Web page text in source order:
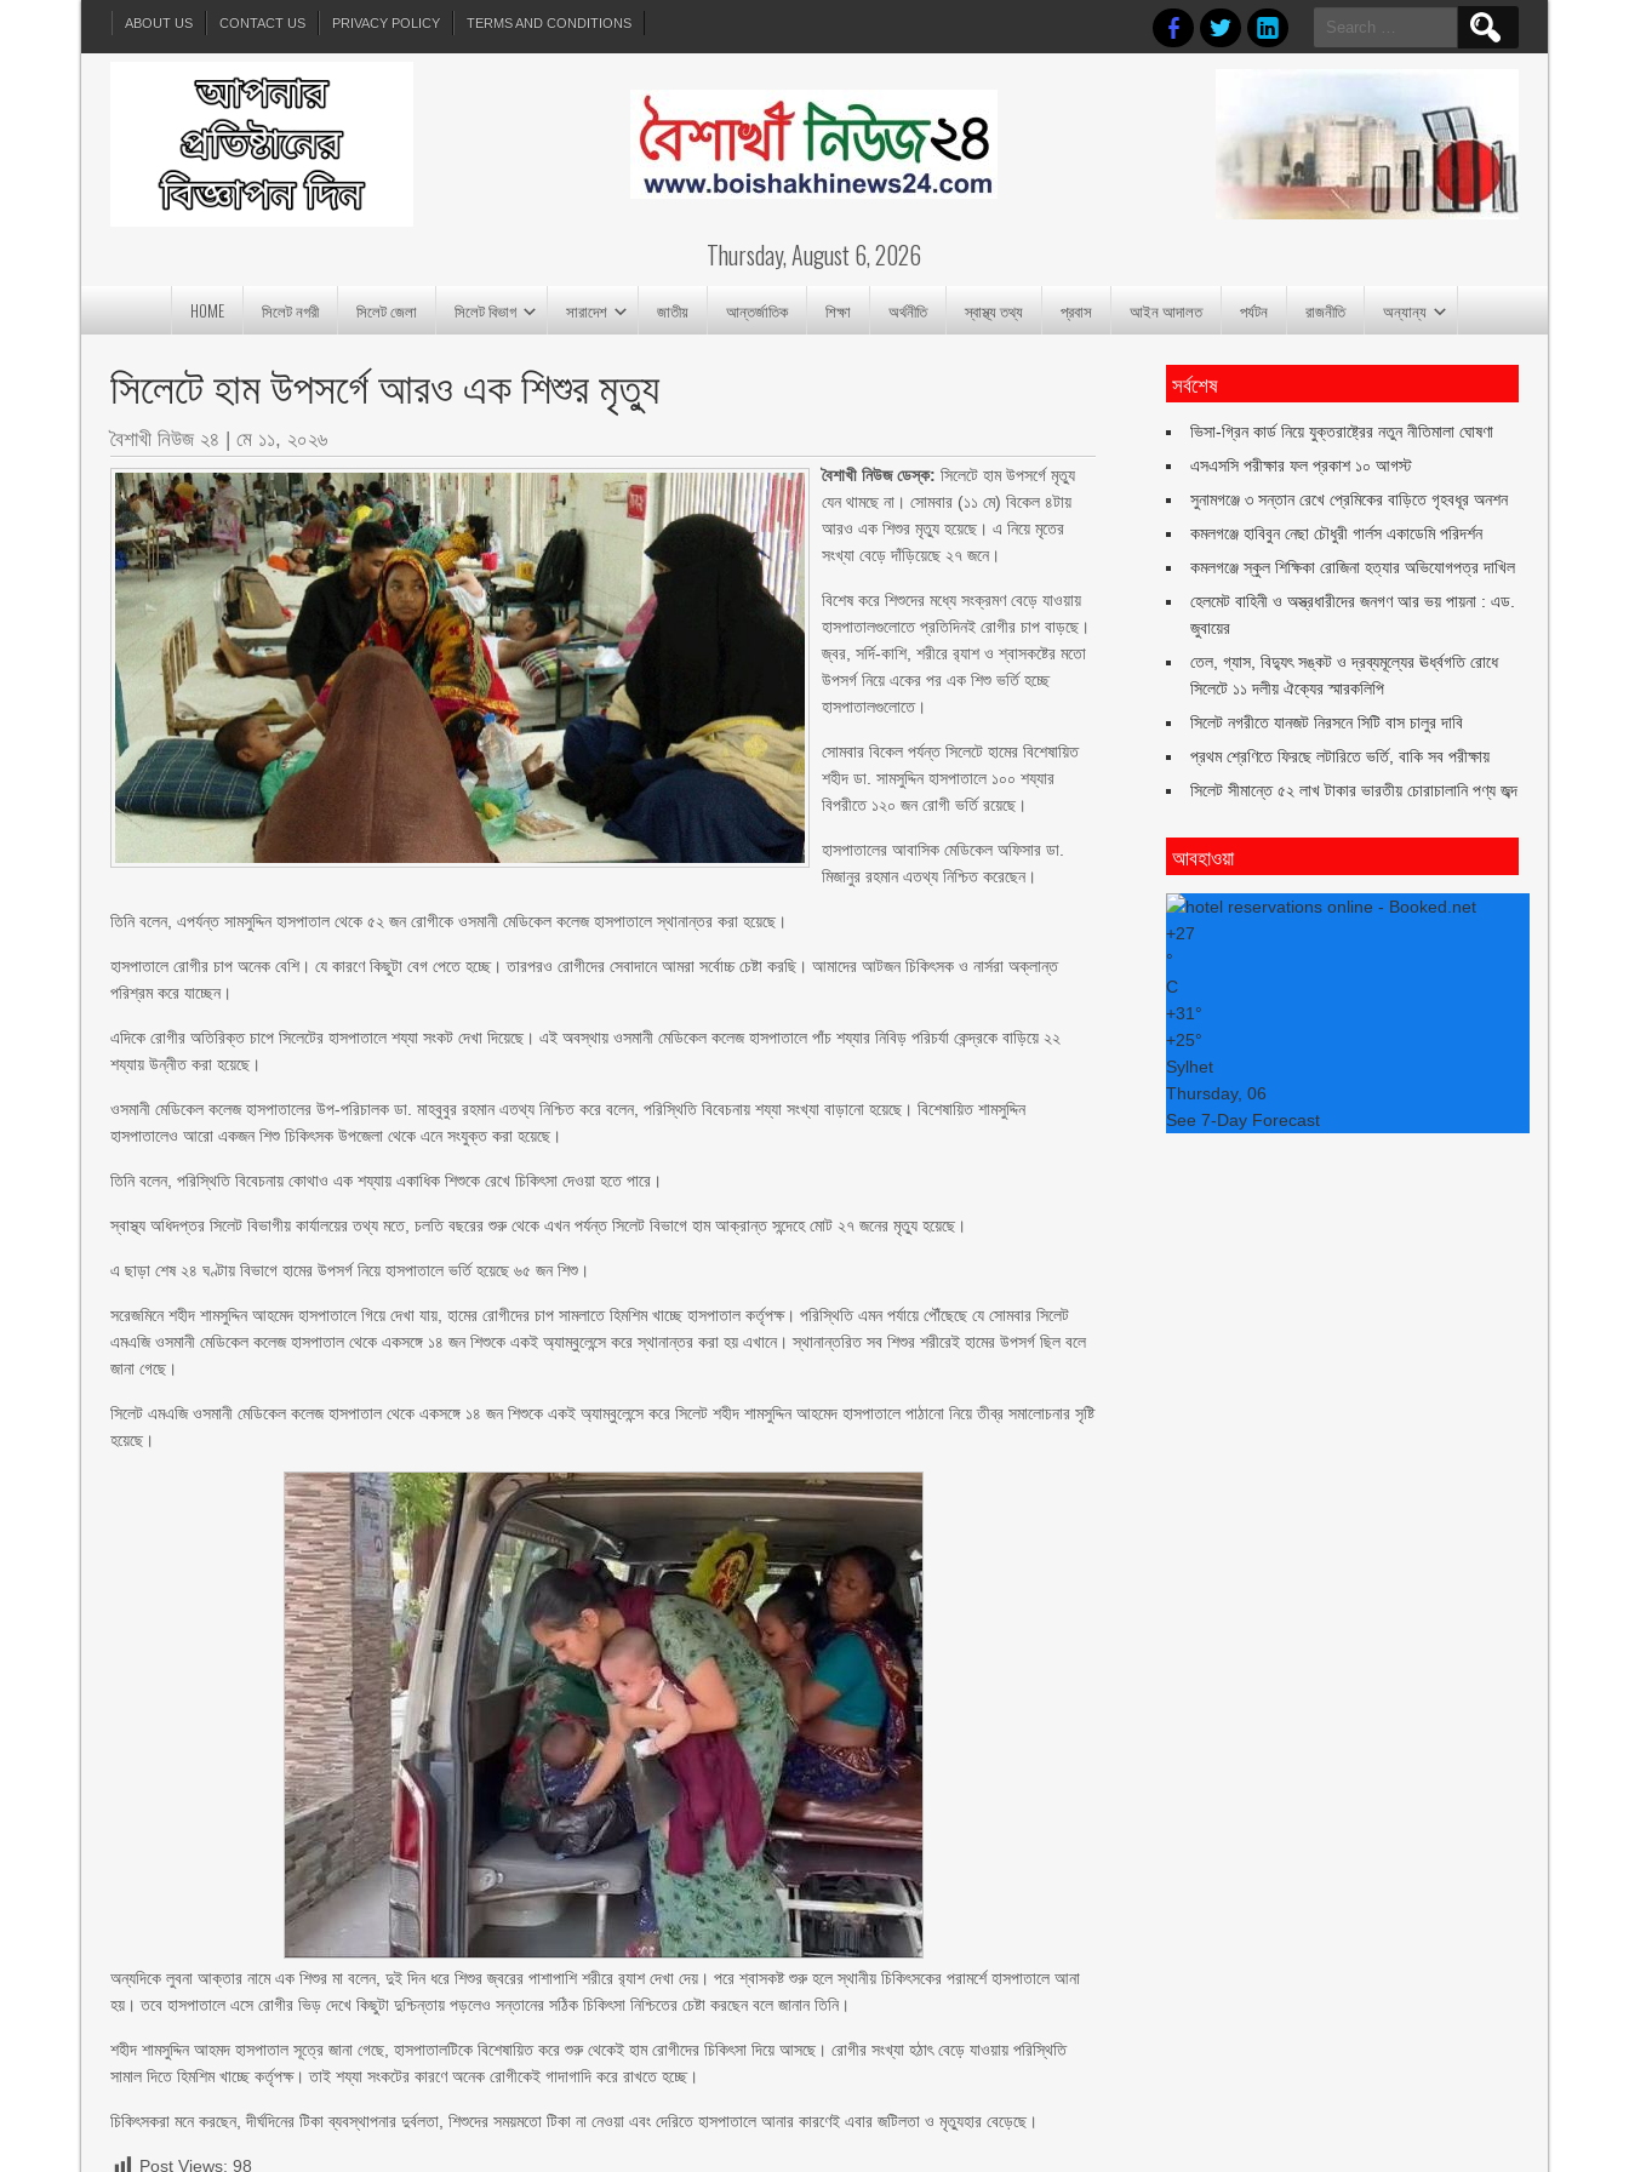
ABOUT US CONTACT US PRIVACY POLICY TERMS AND CONDITIONS
Search
for:
Thursday, August 6, 2026
HOME সিলেট নগরী সিলেট জেলা সিলেট বিভাগ সারাদেশ জাতীয় আন্তর্জাতিক শিক্ষা অর্থনীতি স্বাস্থ্য তথ্য প্রবাস আইন আদালত পর্যটন রাজনীতি অন্যান্য
সিলেটে হাম উপসর্গে আরও এক শিশুর মৃত্যু
বৈশাখী নিউজ ২৪ |মে ১১, ২০২৬
বৈশাখী নিউজ ডেস্ক:সিলেটে হাম উপসর্গে মৃত্যু
যেন থামছে না। সোমবার (১১ মে) বিকেল ৪টায়
আরও এক শিশুর মৃত্যু হয়েছে। এ নিয়ে মৃতের
সংখ্যা বেড়ে দাঁড়িয়েছে ২৭ জনে।
বিশেষ করে শিশুদের মধ্যে সংক্রমণ বেড়ে যাওয়ায়
হাসপাতালগুলোতে প্রতিদিনই রোগীর চাপ বাড়ছে।
জ্বর, সর্দি-কাশি, শরীরে র‍্যাশ ও শ্বাসকষ্টের মতো
উপসর্গ নিয়ে একের পর এক শিশু ভর্তি হচ্ছে
হাসপাতালগুলোতে।
সোমবার বিকেল পর্যন্ত সিলেটে হামের বিশেষায়িত
শহীদ ডা. সামসুদ্দিন হাসপাতালে ১০০ শয্যার
বিপরীতে ১২০ জন রোগী ভর্তি রয়েছে।
হাসপাতালের আবাসিক মেডিকেল অফিসার ডা.
মিজানুর রহমান এতথ্য নিশ্চিত করেছেন।
তিনি বলেন, এপর্যন্ত সামসুদ্দিন হাসপাতাল থেকে ৫২ জন রোগীকে ওসমানী মেডিকেল কলেজ হাসপাতালে স্থানান্তর করা হয়েছে।
হাসপাতালে রোগীর চাপ অনেক বেশি। যে কারণে কিছুটা বেগ পেতে হচ্ছে। তারপরও রোগীদের সেবাদানে আমরা সর্বোচ্চ চেষ্টা করছি। আমাদের আটজন চিকিৎসক ও নার্সরা অক্লান্ত
পরিশ্রম করে যাচ্ছেন।
এদিকে রোগীর অতিরিক্ত চাপে সিলেটের হাসপাতালে শয্যা সংকট দেখা দিয়েছে। এই অবস্থায় ওসমানী মেডিকেল কলেজ হাসপাতালে পাঁচ শয্যার নিবিড় পরিচর্যা কেন্দ্রকে বাড়িয়ে ২২
শয্যায় উন্নীত করা হয়েছে।
ওসমানী মেডিকেল কলেজ হাসপাতালের উপ-পরিচালক ডা. মাহবুবুর রহমান এতথ্য নিশ্চিত করে বলেন, পরিস্থিতি বিবেচনায় শয্যা সংখ্যা বাড়ানো হয়েছে। বিশেষায়িত শামসুদ্দিন
হাসপাতালেও আরো একজন শিশু চিকিৎসক উপজেলা থেকে এনে সংযুক্ত করা হয়েছে।
তিনি বলেন, পরিস্থিতি বিবেচনায় কোথাও এক শয্যায় একাধিক শিশুকে রেখে চিকিৎসা দেওয়া হতে পারে।
স্বাস্থ্য অধিদপ্তর সিলেট বিভাগীয় কার্যালয়ের তথ্য মতে, চলতি বছরের শুরু থেকে এখন পর্যন্ত সিলেট বিভাগে হাম আক্রান্ত সন্দেহে মোট ২৭ জনের মৃত্যু হয়েছে।
এ ছাড়া শেষ ২৪ ঘণ্টায় বিভাগে হামের উপসর্গ নিয়ে হাসপাতালে ভর্তি হয়েছে ৬৫ জন শিশু।
সরেজমিনে শহীদ শামসুদ্দিন আহমেদ হাসপাতালে গিয়ে দেখা যায়, হামের রোগীদের চাপ সামলাতে হিমশিম খাচ্ছে হাসপাতাল কর্তৃপক্ষ। পরিস্থিতি এমন পর্যায়ে পৌঁছেছে যে সোমবার সিলেট
এমএজি ওসমানী মেডিকেল কলেজ হাসপাতাল থেকে একসঙ্গে ১৪ জন শিশুকে একই অ্যাম্বুলেন্সে করে স্থানান্তর করা হয় এখানে। স্থানান্তরিত সব শিশুর শরীরেই হামের উপসর্গ ছিল বলে
জানা গেছে।
সিলেট এমএজি ওসমানী মেডিকেল কলেজ হাসপাতাল থেকে একসঙ্গে ১৪ জন শিশুকে একই অ্যাম্বুলেন্সে করে সিলেট শহীদ শামসুদ্দিন আহমেদ হাসপাতালে পাঠানো নিয়ে তীব্র সমালোচনার সৃষ্টি
হয়েছে।
অন্যদিকে লুবনা আক্তার নামে এক শিশুর মা বলেন, দুই দিন ধরে শিশুর জ্বরের পাশাপাশি শরীরে র‍্যাশ দেখা দেয়। পরে শ্বাসকষ্ট শুরু হলে স্থানীয় চিকিৎসকের পরামর্শে হাসপাতালে আনা
হয়। তবে হাসপাতালে এসে রোগীর ভিড় দেখে কিছুটা দুশ্চিন্তায় পড়লেও সন্তানের সঠিক চিকিৎসা নিশ্চিতের চেষ্টা করছেন বলে জানান তিনি।
শহীদ শামসুদ্দিন আহমদ হাসপাতাল সূত্রে জানা গেছে, হাসপাতালটিকে বিশেষায়িত করে শুরু থেকেই হাম রোগীদের চিকিৎসা দিয়ে আসছে। রোগীর সংখ্যা হঠাৎ বেড়ে যাওয়ায় পরিস্থিতি
সামাল দিতে হিমশিম খাচ্ছে কর্তৃপক্ষ। তাই শয্যা সংকটের কারণে অনেক রোগীকেই গাদাগাদি করে রাখতে হচ্ছে।
চিকিৎসকরা মনে করছেন, দীর্ঘদিনের টিকা ব্যবস্থাপনার দুর্বলতা, শিশুদের সময়মতো টিকা না নেওয়া এবং দেরিতে হাসপাতালে আনার কারণেই এবার জটিলতা ও মৃত্যুহার বেড়েছে।
Post Views: 98
সর্বশেষ
ভিসা-গ্রিন কার্ড নিয়ে যুক্তরাষ্ট্রের নতুন নীতিমালা ঘোষণা
এসএসসি পরীক্ষার ফল প্রকাশ ১০ আগস্ট
সুনামগঞ্জে ৩ সন্তান রেখে প্রেমিকের বাড়িতে গৃহবধূর অনশন
কমলগঞ্জে হাবিবুন নেছা চৌধুরী গার্লস একাডেমি পরিদর্শন
কমলগঞ্জে স্কুল শিক্ষিকা রোজিনা হত্যার অভিযোগপত্র দাখিল
হেলমেট বাহিনী ও অস্ত্রধারীদের জনগণ আর ভয় পায়না : এড.
জুবায়ের
তেল, গ্যাস, বিদ্যুৎ সঙ্কট ও দ্রব্যমূল্যের ঊর্ধ্বগতি রোধে
সিলেটে ১১ দলীয় ঐক্যের স্মারকলিপি
সিলেট নগরীতে যানজট নিরসনে সিটি বাস চালুর দাবি
প্রথম শ্রেণিতে ফিরছে লটারিতে ভর্তি, বাকি সব পরীক্ষায়
সিলেট সীমান্তে ৫২ লাখ টাকার ভারতীয় চোরাচালানি পণ্য জব্দ
আবহাওয়া
+27
°
C
+31°
+25°
Sylhet
Thursday, 06
See 7-Day Forecast